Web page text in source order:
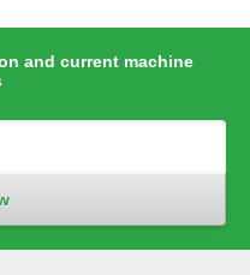
and current machine